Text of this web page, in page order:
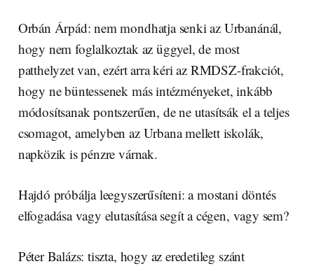
Orbán Árpád: nem mondhatja senki az Urbanánál,
hogy nem foglalkoztak az üggyel, de most
patthelyzet van, ezért arra kéri az RMDSZ-frakciót,
hogy ne büntessenek más intézményeket, inkább
módosítsanak pontszerűen, de ne utasítsák el a teljes
csomagot, amelyben az Urbana mellett iskolák,
napközik is pénzre várnak.
Hajdó próbálja leegyszerűsíteni: a mostani döntés
elfogadása vagy elutasítása segít a cégen, vagy sem?
Péter Balázs: tiszta, hogy az eredetileg szánt